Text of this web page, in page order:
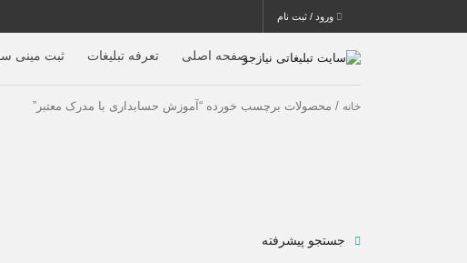
ورود / ثبت نام
صفحه اصلی تعرفه تبلیغات ثبت مینی
خانه / محصولات برچسب خورده “آموزش حسابداری با مدرک معتبر”
جستجو پیشرفته